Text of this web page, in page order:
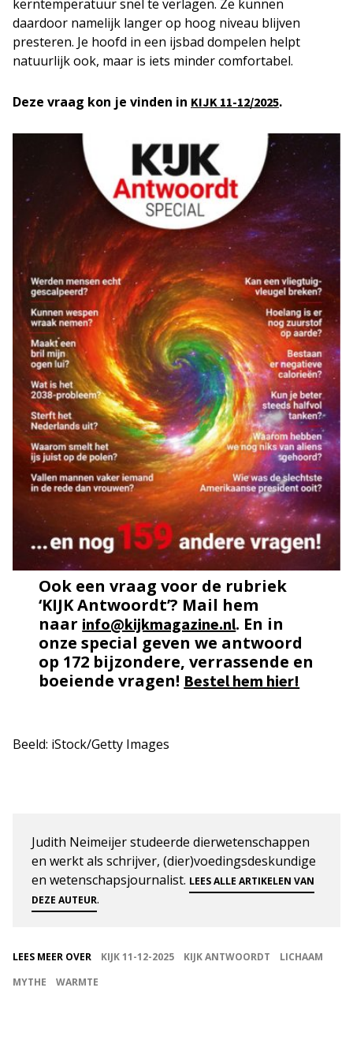
kerntemperatuur snel te verlagen. Ze kunnen
daardoor namelijk langer op hoog niveau blijven
presteren. Je hoofd in een ijsbad dompelen helpt
natuurlijk ook, maar is iets minder comfortabel.
Deze vraag kon je vinden in KIJK 11-12/2025.
Ook een vraag voor de rubriek
‘KIJK Antwoordt’? Mail hem
naar info@kijkmagazine.nl. En in
onze special geven we antwoord
op 172 bijzondere, verrassende en
boeiende vragen! Bestel hem hier!
Beeld: iStock/Getty Images
Judith Neimeijer studeerde dierwetenschappen
en werkt als schrijver, (dier)voedingsdeskundige
en wetenschapsjournalist. LEES ALLE ARTIKELEN VAN
DEZE AUTEUR.
LEES MEER OVER KIJK 11-12-2025 KIJK ANTWOORDT
LICHAAM
MYTHE
WARMTE